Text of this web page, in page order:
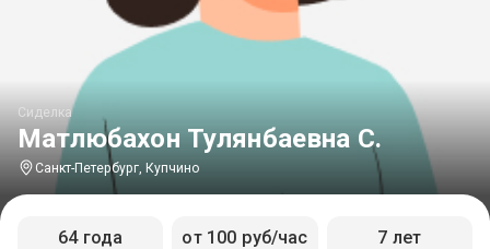
Матлюбахон Тулянбаевна С.
Сиделка
Санкт-Петербург, Купчино
64 года от 100 руб/час 7 лет